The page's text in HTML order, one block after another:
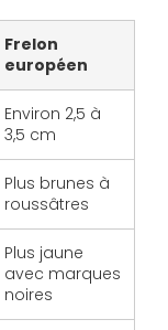
Frelon
européen
Environ 2,5 à
3,5 cm
Plus brunes à
roussâtres
Plus jaune
avec marques
noires